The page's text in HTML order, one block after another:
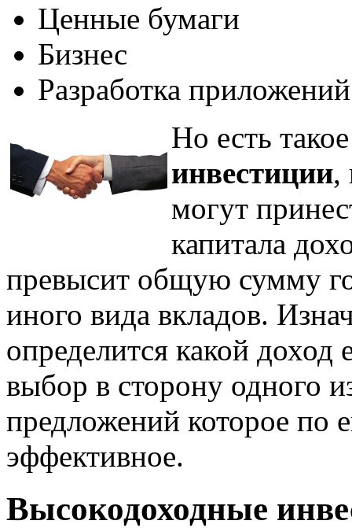
Ценные бумаги
Бизнес
Разработка приложений
Но есть
инвестиции,
могут
капитала
превысит общую сумму
иного вида вкладов.
определится какой доход
выбор в сторону одного
предложений которое по
эффективное.
Высокодоходные